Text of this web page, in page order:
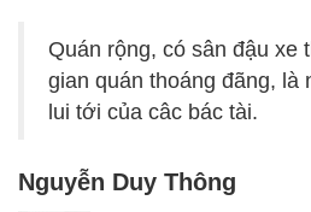
Quán rộng, có sân đậu xe
gian quán thoáng đãng, là
lui tới của câc bác tài.
Nguyễn Duy Thông